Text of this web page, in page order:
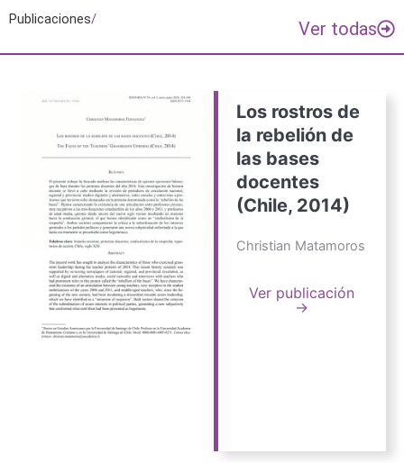
Publicaciones/ Ver todas
Los rostros de
la rebelión de
las bases
docentes
(Chile, 2014)
Christian Matamoros
Ver publicación
→